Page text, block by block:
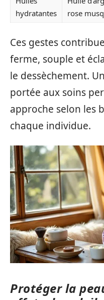
hydratantes
rose
Ces gestes
ferme, souple et
le dessèchement.
portée aux soins
approche selon les
chaque individue.
Protéger la